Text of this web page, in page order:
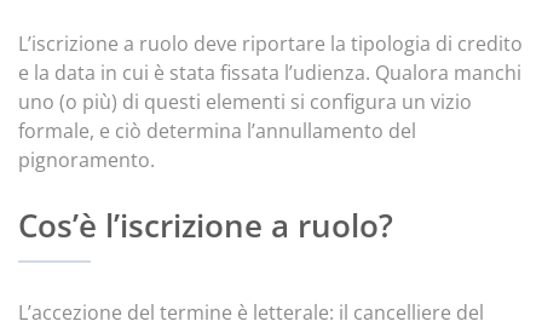
L’iscrizione a ruolo deve riportare la tipologia di credito
e la data in cui è stata fissata l’udienza. Qualora manchi
uno (o più) di questi elementi si configura un vizio
formale, e ciò determina l’annullamento del
pignoramento.
Cos’è l’iscrizione a ruolo?
L’accezione del termine è letterale: il cancelliere del